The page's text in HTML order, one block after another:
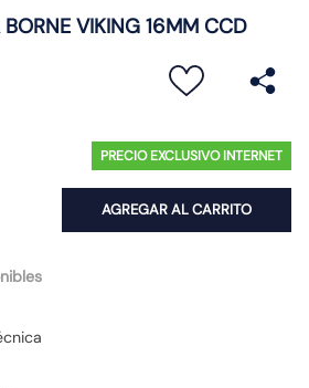
BORNE VIKING 16MM CCD
PRECIO EXCLUSIVO INTERNET
AGREGAR AL CARRITO
7.
foco led
. proyector led